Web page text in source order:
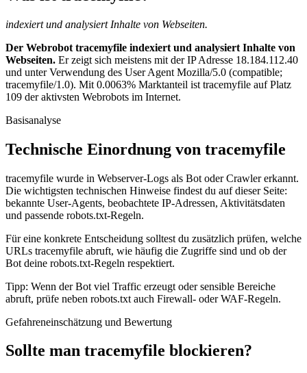
indexiert und analysiert Inhalte von Webseiten.
Der Webrobot tracemyfile indexiert und analysiert Inhalte von
Webseiten. Er zeigt sich meistens mit der IP Adresse 18.184.112.40
und unter Verwendung des User Agent Mozilla/5.0 (compatible;
tracemyfile/1.0). Mit 0.0063% Marktanteil ist tracemyfile auf Platz
109 der aktivsten Webrobots im Internet.
Basisanalyse
Technische Einordnung von tracemyfile
tracemyfile wurde in Webserver-Logs als Bot oder Crawler erkannt.
Die wichtigsten technischen Hinweise findest du auf dieser Seite:
bekannte User-Agents, beobachtete IP-Adressen, Aktivitätsdaten
und passende robots.txt-Regeln.
Für eine konkrete Entscheidung solltest du zusätzlich prüfen, welche
URLs tracemyfile abruft, wie häufig die Zugriffe sind und ob der
Bot deine robots.txt-Regeln respektiert.
Tipp: Wenn der Bot viel Traffic erzeugt oder sensible Bereiche
abruft, prüfe neben robots.txt auch Firewall- oder WAF-Regeln.
Gefahreneinschätzung und Bewertung
Sollte man tracemyfile blockieren?